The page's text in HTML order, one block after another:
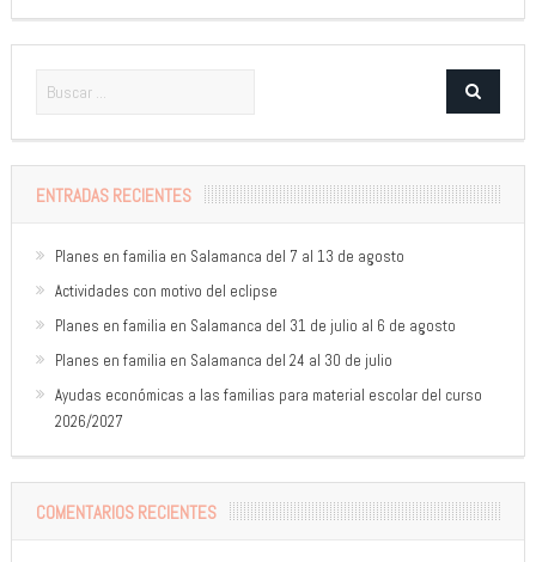
ENTRADAS RECIENTES
Planes en familia en Salamanca del 7 al 13 de agosto
Actividades con motivo del eclipse
Planes en familia en Salamanca del 31 de julio al 6 de agosto
Planes en familia en Salamanca del 24 al 30 de julio
Ayudas económicas a las familias para material escolar del curso
2026/2027
COMENTARIOS RECIENTES